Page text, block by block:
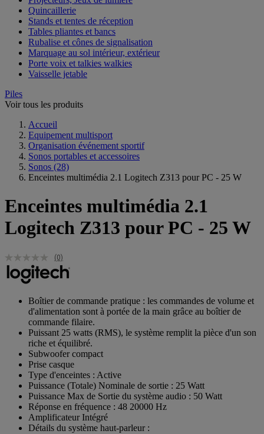
Quincaillerie
Stands et tentes de réception
Tables pliantes et bancs
Rubalise et cônes de signalisation
Marquage au sol intérieur, extérieur
Porte voix et talkies walkies
Vaisselle jetable
Piles
Voir tous les produits
Accueil
Equipement multisport
Organisation événement sportif
Sonos portables et accessoires
Sonos (28)
Enceintes multimédia 2.1 Logitech Z313 pour PC - 25 W
Enceintes multimédia 2.1
Logitech Z313 pour PC - 25 W
(0)
Boîtier de commande pratique : les commandes de volume et
d'alimentation sont à portée de la main grâce au boîtier de
commande filaire.
Puissant 25 watts (RMS), le système remplit la pièce d'un son
riche et équilibré.
Subwoofer compact
Prise casque
Type d'enceintes : Active
Puissance (Totale) Nominale de sortie : 25 Watt
Puissance Max de Sortie du système audio : 50 Watt
Réponse en fréquence : 48 20000 Hz
Amplificateur Intégré
Détails du système haut-parleur :